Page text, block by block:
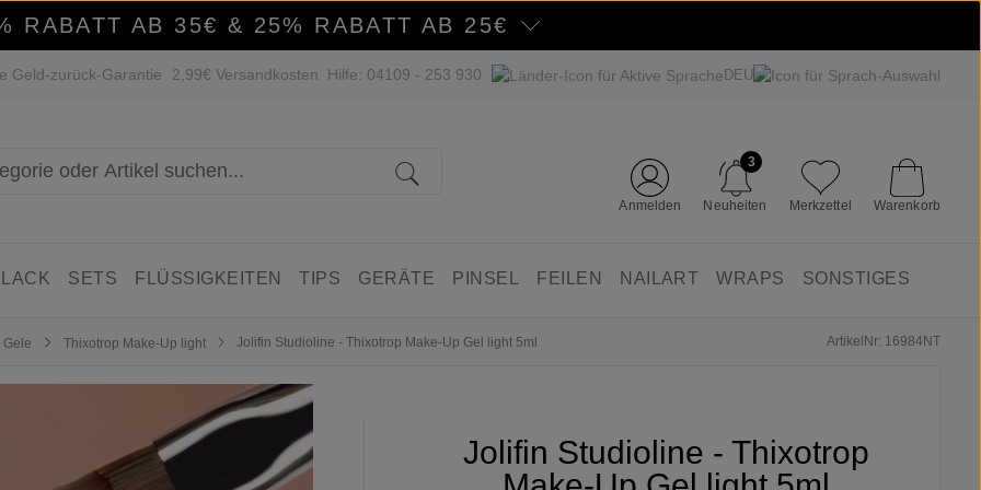
RABATT AB 35€ & 25% RABATT AB 25€
Geld-zurück-Garantie 2,99€ Versandkosten Hilfe: 04109 - 253 930 DEU
Anmelden Neuheiten
3
Merkzettel Warenkorb
SETS FLÜSSIGKEITEN TIPS GERÄTE PINSEL FEILEN NAILART WRAPS SONSTIGES
Gele Thixotrop Make-Up light Jolifin Studioline - Thixotrop Make-Up Gel light 5ml ArtikelNr: 16984NT
Jolifin Studioline - Thixotrop